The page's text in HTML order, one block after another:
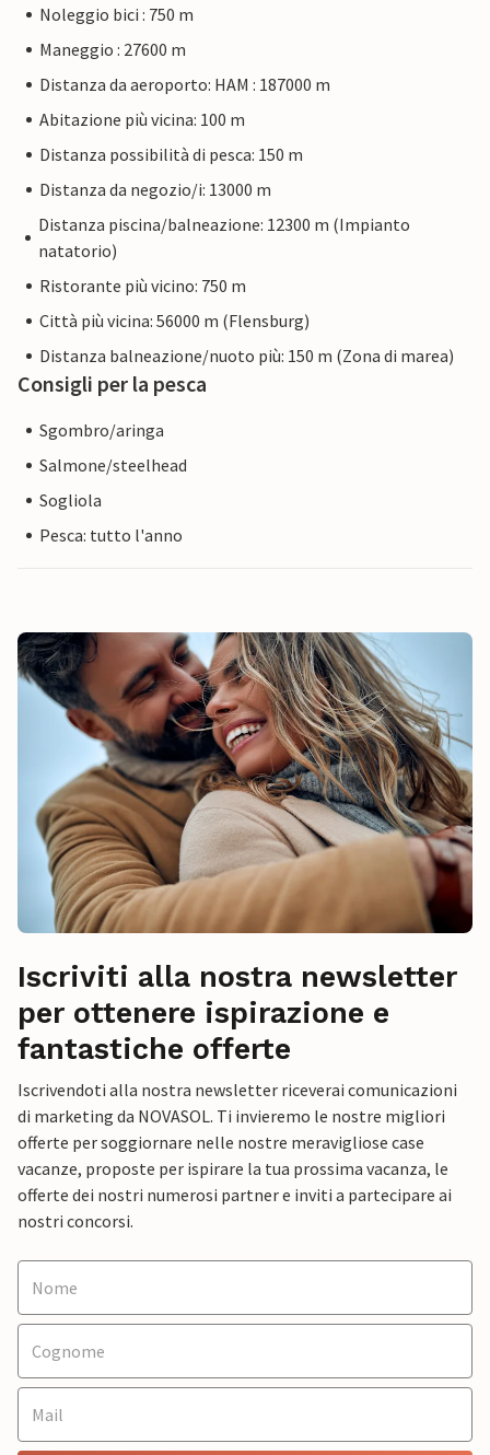
Noleggio bici : 750 m
Maneggio : 27600 m
Distanza da aeroporto: HAM : 187000 m
Abitazione più vicina: 100 m
Distanza possibilità di pesca: 150 m
Distanza da negozio/i: 13000 m
Distanza piscina/balneazione: 12300 m (Impianto
natatorio)
Ristorante più vicino: 750 m
Città più vicina: 56000 m (Flensburg)
Distanza balneazione/nuoto più: 150 m (Zona di marea)
Consigli per la pesca
Sgombro/aringa
Salmone/steelhead
Sogliola
Pesca: tutto l'anno
Iscriviti alla nostra newsletter
per ottenere ispirazione e
fantastiche offerte
Iscrivendoti alla nostra newsletter riceverai comunicazioni
di marketing da NOVASOL. Ti invieremo le nostre migliori
offerte per soggiornare nelle nostre meravigliose case
vacanze, proposte per ispirare la tua prossima vacanza, le
offerte dei nostri numerosi partner e inviti a partecipare ai
nostri concorsi.